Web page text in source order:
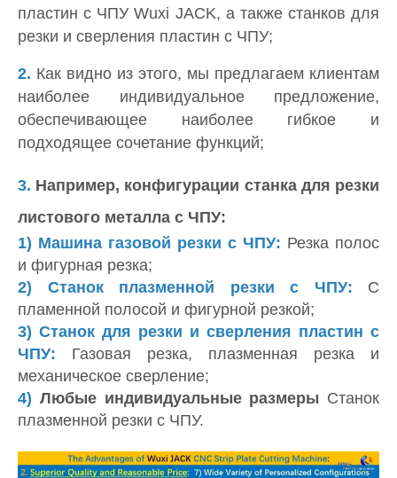
пластин с ЧПУ Wuxi JACK, а также станков для
резки и сверления пластин с ЧПУ;
2. Как видно из этого, мы предлагаем клиентам
наиболее индивидуальное предложение,
обеспечивающее наиболее гибкое и
подходящее сочетание функций;
3. Например, конфигурации станка для резки
листового металла с ЧПУ:
1) Машина газовой резки с ЧПУ: Резка полос
и фигурная резка;
2)
Станок плазменной резки с ЧПУ:
С
пламенной полосой и фигурной резкой;
3) Станок для резки и сверления пластин с
ЧПУ: Газовая резка, плазменная резка и
механическое сверление;
4) Любые индивидуальные размеры Станок
плазменной резки с ЧПУ.